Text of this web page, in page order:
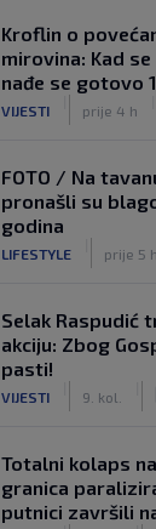
Kroflin o
mirovina: Kad
nađe se gotovo
VIJESTI prije 4 h
FOTO / Na
pronašli su
godina
LIFESTYLE prije 5 h
Selak Raspudić
akciju: Zbog
pasti!
VIJESTI 9. kol.
Totalni kolaps
granica
putnici završili